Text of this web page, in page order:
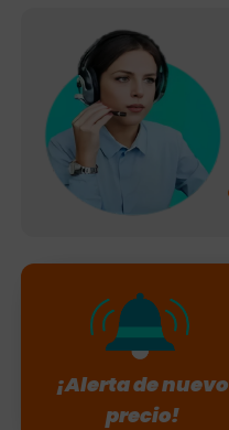
¡Alerta de nuevo
precio!